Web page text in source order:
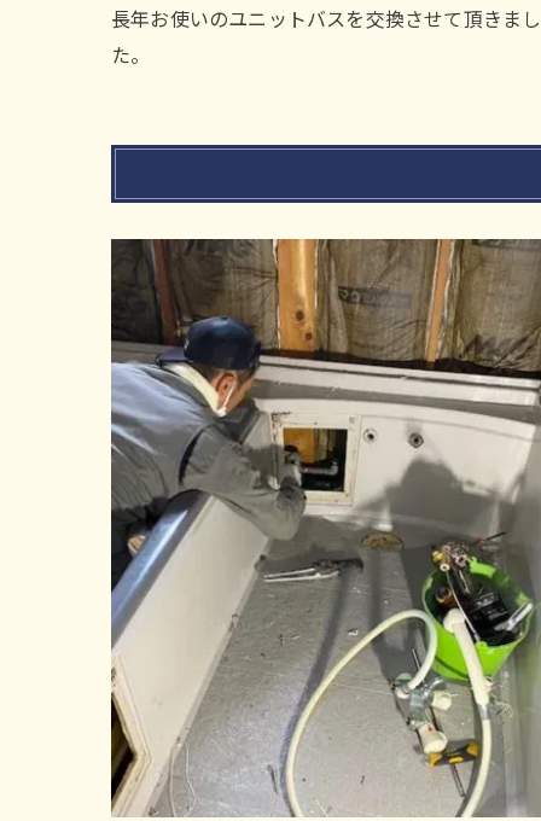
長年お使いのユニットバスを交換させて頂きまし
た。